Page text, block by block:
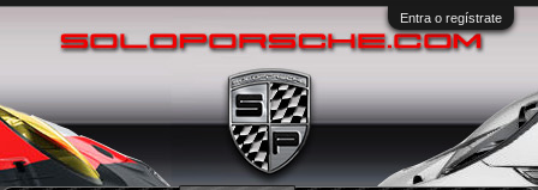
Entra o regístrate